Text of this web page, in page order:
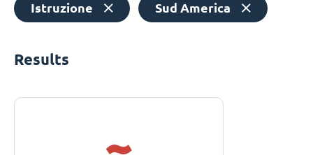
Istruzione Sud America
Results